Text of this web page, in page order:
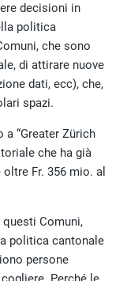
decisioni in
politica
che sono
di attirare nuove
dati, ecc), che,
spazi.
“Greater Zürich
che ha già
Fr. 356 mio. al
Comuni,
politica cantonale
persone